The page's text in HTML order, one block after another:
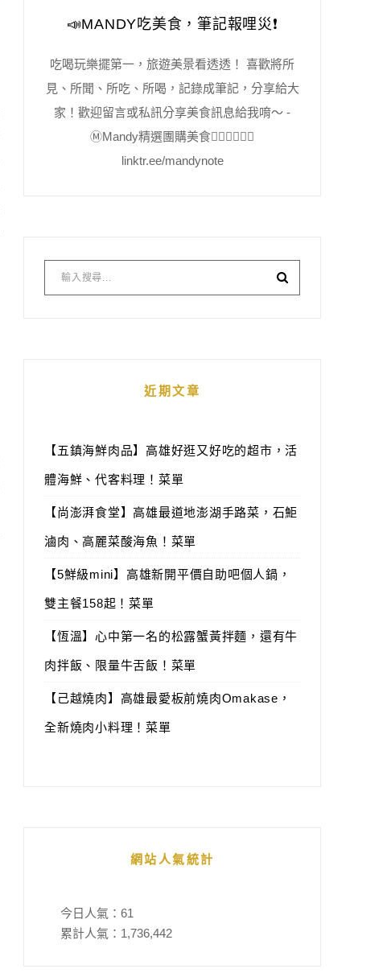
📣MANDY吃美食，筆記報哩災❗️
吃喝玩樂擺第一，旅遊美景看透透！ 喜歡將所
見、所聞、所吃、所喝，記錄成筆記，分享給大
家！歡迎留言或私訊分享美食訊息給我唷～ -
Ⓜ️Mandy精選團購美食👇🏻👇🏻👇🏻
linktr.ee/mandynote
近期文章
【五鎮海鮮肉品】高雄好逛又好吃的超市，活
體海鮮、代客料理！菜單
【尚澎湃食堂】高雄最道地澎湖手路菜，石鮔
滷肉、高麗菜酸海魚！菜單
【5鮮級mini】高雄新開平價自助吧個人鍋，
雙主餐158起！菜單
【恆溫】心中第一名的松露蟹黃拌麵，還有牛
肉拌飯、限量牛舌飯！菜單
【己越燒肉】高雄最愛板前燒肉Omakase，
全新燒肉小料理！菜單
網站人氣統計
今日人氣： 61
累計人氣： 1,736,442